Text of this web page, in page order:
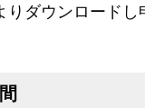
りダウンロードし